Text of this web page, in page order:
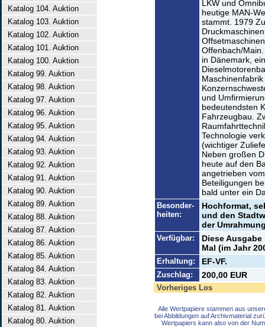
Katalog 104. Auktion
Katalog 103. Auktion
Katalog 102. Auktion
Katalog 101. Auktion
Katalog 100. Auktion
Katalog 99. Auktion
Katalog 98. Auktion
Katalog 97. Auktion
Katalog 96. Auktion
Katalog 95. Auktion
Katalog 94. Auktion
Katalog 93. Auktion
Katalog 92. Auktion
Katalog 91. Auktion
Katalog 90. Auktion
Katalog 89. Auktion
Katalog 88. Auktion
Katalog 87. Auktion
Katalog 86. Auktion
Katalog 85. Auktion
Katalog 84. Auktion
Katalog 83. Auktion
Katalog 82. Auktion
Katalog 81. Auktion
Katalog 80. Auktion
LKW und
heutige MAN-
stammt. 1979
Offenbach/
in Dänemark,
und
bedeutendsten
Fahrzeugbau.
Technologie
(wichtiger
Neben großen
heute auf den
angetrieben
Beteiligungen
bald unter ein
Besonder-
heiten:
Hochformat,
und den
der
Verfügbar:
Diese
Mal (im Jahr
Erhaltung: EF-VF.
Zuschlag: 200,00 EUR
Vorheriges Los
Alle Wertpapiere stammen aus
bei Abbildungen auf Archivmaterial
Wertpapiers kann also von der